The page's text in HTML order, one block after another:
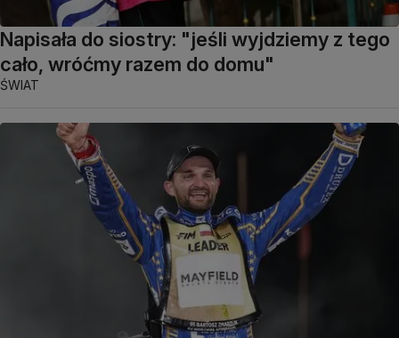
Napisała do siostry: "jeśli wyjdziemy z tego
cało, wróćmy razem do domu"
ŚWIAT